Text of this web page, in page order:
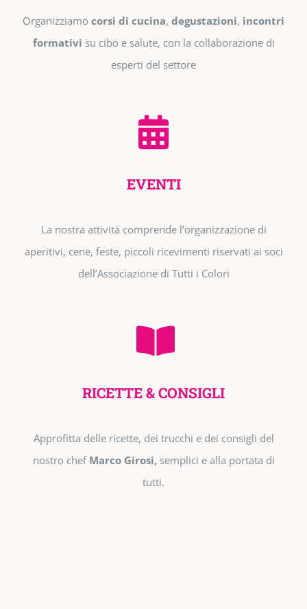
Organizziamo corsi di cucina, degustazioni, incontri
formativi su cibo e salute, con la collaborazione di
esperti del settore
EVENTI
La nostra attività comprende l’organizzazione di
aperitivi, cene, feste, piccoli ricevimenti riservati ai soci
dell’Associazione di Tutti i Colori
RICETTE & CONSIGLI
Approfitta delle ricette, dei trucchi e dei consigli del
nostro chef Marco Girosi,semplici e alla portata di
tutti.